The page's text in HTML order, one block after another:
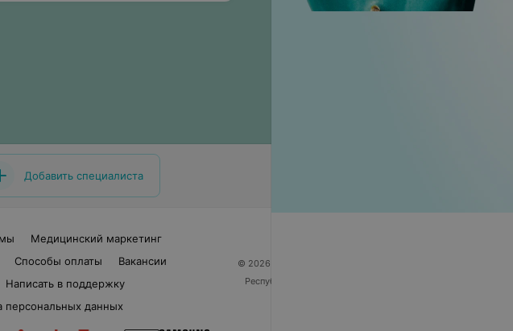
Добавить специалиста
Медицинский маркетинг
Способы оплаты
Вакансии
Написать в поддержку
персональных данных
© 2026 ООО «Артокс Лаб», УНП 191700409
Республика Беларусь, г. Минск, улица Толбухина, 2,